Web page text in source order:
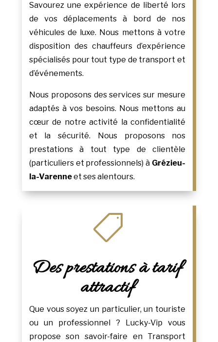
Savourez une expérience de liberté lors
de vos déplacements à bord de nos
véhicules de luxe. Nous mettons à votre
disposition des chauffeurs d’expérience
spécialisés pour tout type de transport et
d’événements.
Nous proposons des services sur mesure
adaptés à vos besoins. Nous mettons au
cœur de notre activité la confidentialité
et la sécurité. Nous proposons nos
prestations à tout type de clientèle
(particuliers et professionnels) à Grézieu-
la-Varenneet ses alentours.

Des prestations à tarif
attractif
Que vous soyez un particulier, un touriste
ou un professionnel ? Lucky-Vip vous
propose son savoir-faire en Transport